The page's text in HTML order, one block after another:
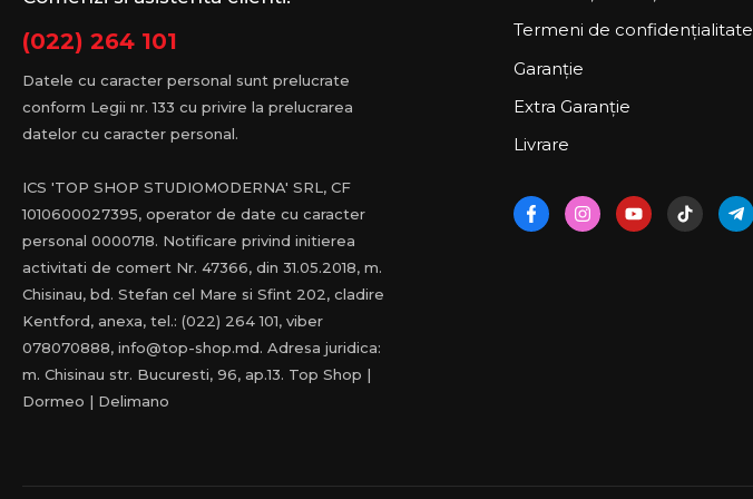
(022) 264 101
Datele cu caracter personal sunt prelucrate
conform Legii nr. 133 cu privire la prelucrarea
datelor cu caracter personal.
ICS 'TOP SHOP STUDIOMODERNA' SRL, CF
1010600027395, operator de date cu caracter
personal 0000718. Notificare privind initierea
activitati de comert Nr. 47366, din 31.05.2018, m.
Chisinau, bd. Stefan cel Mare si Sfint 202, cladire
Kentford, anexa, tel.: (022) 264 101, viber
078070888, info@top-shop.md. Adresa juridica:
m. Chisinau str. Bucuresti, 96, ap.13. Top Shop |
Dormeo | Delimano
Termeni de confidențialitate
Garanție
Extra Garanție
Livrare